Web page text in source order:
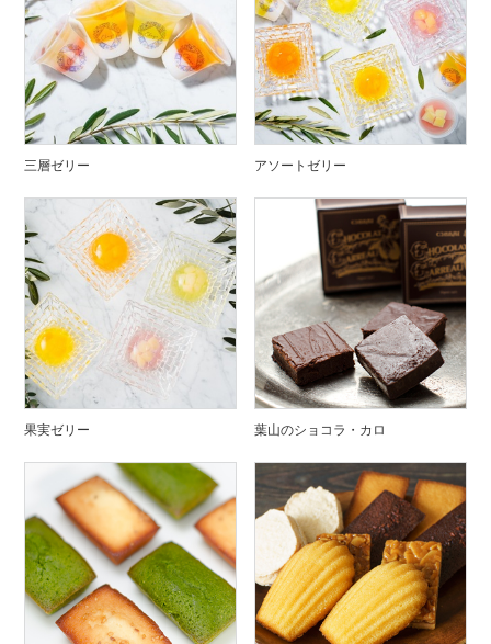
三層ゼリー アソートゼリー
果実ゼリー 葉山のショコラ・カロ